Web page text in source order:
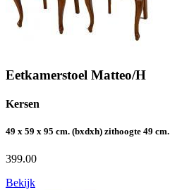
Eetkamerstoel Matteo/H
Kersen
49 x 59 x 95 cm. (bxdxh) zithoogte 49 cm.
399.00
Bekijk